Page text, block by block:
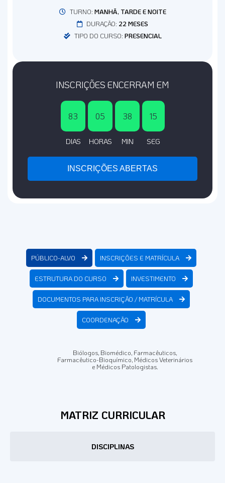
TURNO: MANHÃ, TARDE E NOITE
DURAÇÃO: 22 MESES
TIPO DO CURSO: PRESENCIAL
INSCRIÇÕES ENCERRAM EM
83
DIAS
05
HORAS
38
MIN
15
SEG
INSCRIÇÕES ABERTAS
PÚBLICO-ALVO INSCRIÇÕES E MATRÍCULA
ESTRUTURA DO CURSO INVESTIMENTO
DOCUMENTOS PARA INSCRIÇÃO / MATRÍCULA
COORDENAÇÃO
Biólogos, Biomédico, Farmacêuticos,
Farmacêutico-Bioquímico, Médicos Veterinários
e Médicos Patologistas.
MATRIZ CURRICULAR
DISCIPLINAS